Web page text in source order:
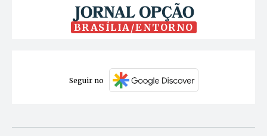
BRASÍLIA/ENTORNO
Seguir no